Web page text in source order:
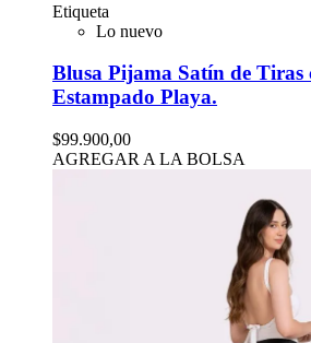
Etiqueta
Lo nuevo
Blusa Pijama Satín de
Estampado Playa.
$99.900,00
AGREGAR A LA BOLSA